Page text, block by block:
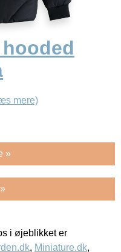
mere)
»
i øjeblikket er
, Miniature.dk,